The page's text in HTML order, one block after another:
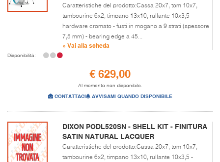
Caratteristiche del prodotto:Cassa 20x7, tom 10x7,
tambourine 6x2, timpano 13x10, rullante 10x3,5 -
hardware cromato - fusti in mogano a 9 strati (spessore
7,5 mm) - bearing edge a 45...
» Vai alla scheda
Disponibilità:
€ 629,00
Al momento non disponibile.
CONTATTACI AVVISAMI QUANDO DISPONIBILE
DIXON PODL520SN - SHELL KIT - FINITURA
SATIN NATURAL LACQUER
Caratteristiche del prodotto:Cassa 20x7, tom 10x7,
tambourine 6x2, timpano 13x10, rullante 10x3,5 -